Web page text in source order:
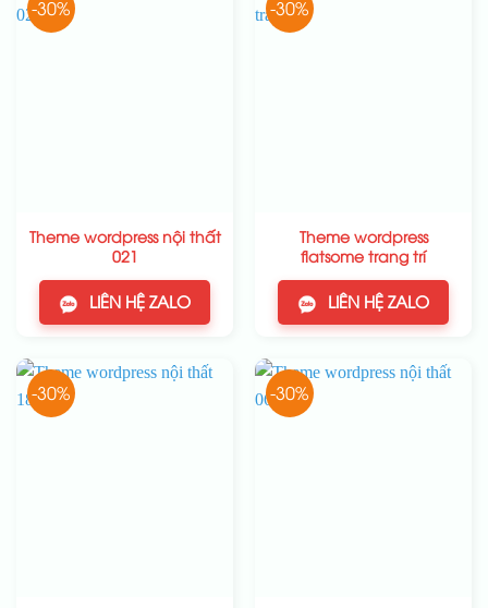
-30%
Theme wordpress nội thất
021
LIÊN HỆ ZALO
-30%
Theme wordpress
flatsome trang trí
LIÊN HỆ ZALO
-30% -30%